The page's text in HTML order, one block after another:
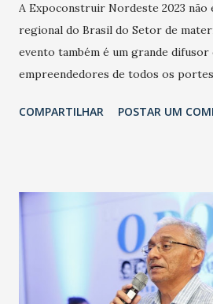
A Expoconstruir Nordeste 2023 não
regional do Brasil do Setor de
evento também é um grande
empreendedores de todos os
este sábado (dia 7), no Pavilhão
empreendedores e profissionais
civil e materiais de Construção. -
participação desses qualificados
aos empreendedores,
empresários, novas percepções
COMPARTILHAR POSTAR UM